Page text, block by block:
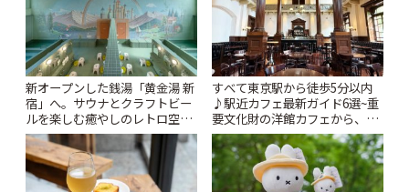
新オープンした銭湯「黄金湯 新
宿」へ。サウナとクラフトビー
ルを楽しむ癒やしのレトロ空間
| ことりっぷ
すべて東京駅から徒歩5分以内
♪駅近カフェ最新ガイド6選~重
要文化財の洋館カフェから、改
札すぐのレトロ喫茶まで~ | こと
りっぷ